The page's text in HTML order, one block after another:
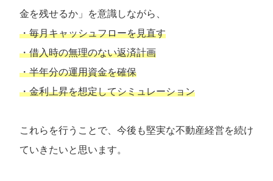
金を残せるか」を意識しながら、
・毎月キャッシュフローを見直す
・借入時の無理のない返済計画
・半年分の運用資金を確保
・金利上昇を想定してシミュレーション
これらを行うことで、今後も堅実な不動産経営を続け
ていきたいと思います。